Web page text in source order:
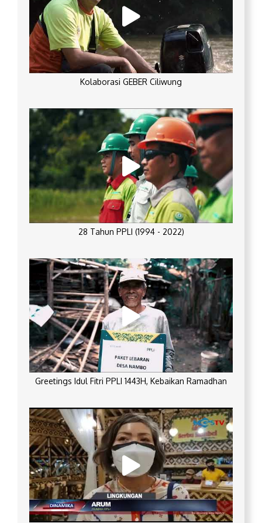
Kolaborasi GEBER Ciliwung
28 Tahun PPLI (1994 - 2022)
Greetings Idul Fitri PPLI 1443H, Kebaikan Ramadhan